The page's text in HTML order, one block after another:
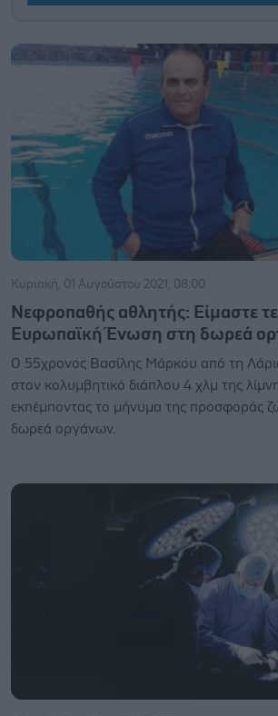
Κυριακή, 01 Αυγούστου 2021, 08:00
Νεφροπαθής αθλητής: Είμαστε
Ευρωπαϊκή Ένωση στη δωρεά
Ο 55χρονος Βασίλης Μάρκου από τη
στον κολυμβητικό διάπλου 4 χλμ της
εκπέμποντας το μήνυμα της προσφοράς
δωρεά οργάνων.